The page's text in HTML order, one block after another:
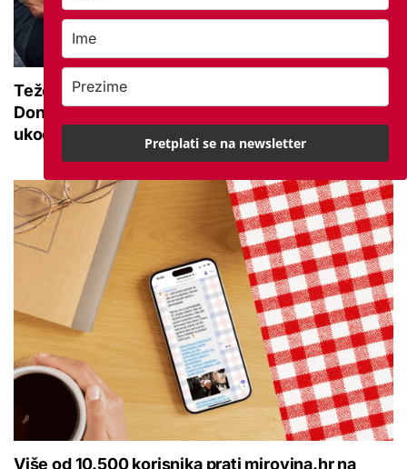
Teže se krećete zbog bolnih zglobova?
Donosimo savjete za lakši pokret i ublažavanje
ukočenosti
Više od 10.500 korisnika prati mirovina.hr na
Pretplati se na newsletter